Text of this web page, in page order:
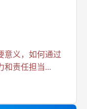
意义，如何通过
和责任担当...